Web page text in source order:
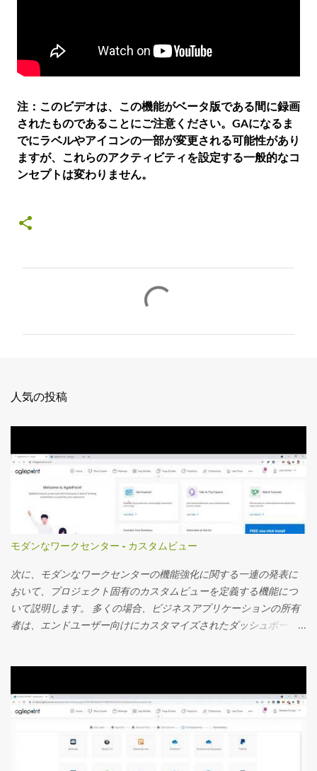
注：このビデオは、この機能がベータ版である間に録画
されたものであることにご注意ください。GAになるま
でにラベルやアイコンの一部が変更される可能性があり
ますが、これらのアクティビティを設定する一般的なコ
ンセプトは変わりません。
人気の投稿
モダンなワークセンター - カスタムビュー
次に、モダンなワークセンターの機能強化に関する一連の発表に
おいて、プロジェクト固有のカスタムビューを定義する機能につ
いて説明します。 多くの場合、ビジネスアプリケーションの所有
者は、エンドユーザー向けにカスタマイズされたダッシュボード
様から非常に好評を博している別のビデオで取り上げました。 こ
のビデオでは、カスタムプロジェクト固有のビューを定義する方
法を見ていきます。 主要な機能の一部を次に記載します 事前定義
されたアプリフィルターを使用してカスタムビューを設定し、エ